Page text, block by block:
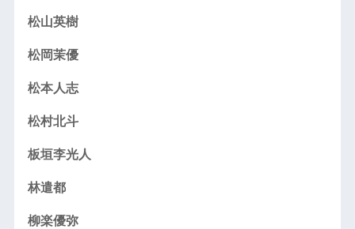
松山英樹
松岡茉優
松本人志
松村北斗
板垣李光人
林遣都
柳楽優弥